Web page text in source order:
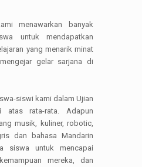
menawarkan banyak
untuk mendapatkan
yang menarik minat
gelar sarjana di
siswi kami dalam Ujian
atas rata-rata. Adapun
musik, kuliner, robotic,
dan bahasa Mandarin
siswa untuk mencapai
mereka, dan